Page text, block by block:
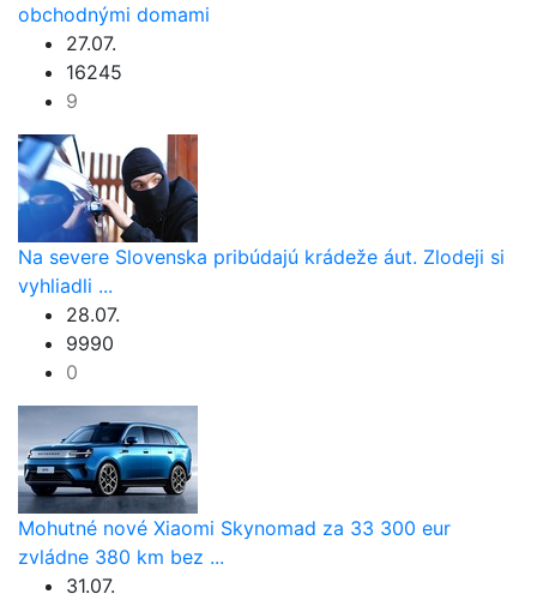
obchodnými domami
27.07.
16245
9
Na severe Slovenska pribúdajú krádeže áut. Zlodeji si
vyhliadli ...
28.07.
9990
0
Mohutné nové Xiaomi Skynomad za 33 300 eur
zvládne 380 km bez ...
31.07.